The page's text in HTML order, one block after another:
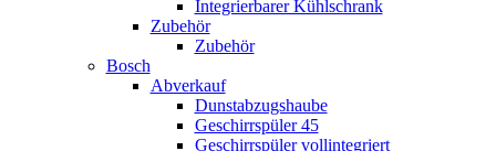
Integrierbarer Kühlschrank
Zubehör
Zubehör
Bosch
Abverkauf
Dunstabzugshaube
Geschirrspüler 45
Geschirrspüler vollintegriert